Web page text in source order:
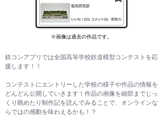
※画像は過去の作品です。
鉄コンアプリでは全国高等学校鉄道模型コンテストを応
援します！！
コンテストにエントリーした学校の様子や作品の情報を
どんどん公開していきます！作品の画像を細部までじっ
くり眺めたり制作記を読んでみることで、オンラインな
らではの感動を味わえるかも！？